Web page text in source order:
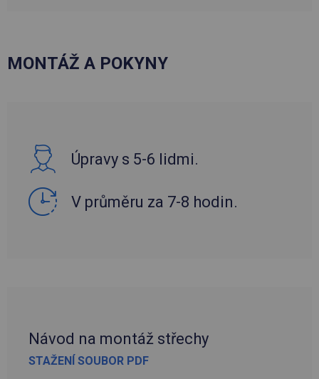
MONTÁŽ A POKYNY
Úpravy s 5-6 lidmi.
V průměru za 7-8 hodin.
Návod na montáž střechy
STAŽENÍ SOUBOR PDF